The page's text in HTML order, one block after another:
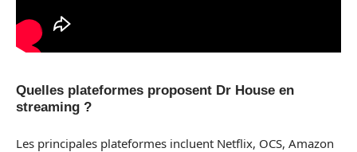
Quelles plateformes proposent Dr House en
streaming ?
Les principales plateformes incluent Netflix, OCS, Amazon